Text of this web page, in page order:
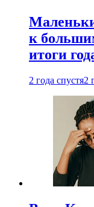
к
итоги
2 года спустя2